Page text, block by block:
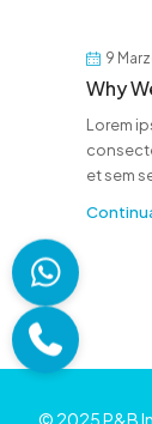
9
Why
Lorem
et sem
© 2025 P&B